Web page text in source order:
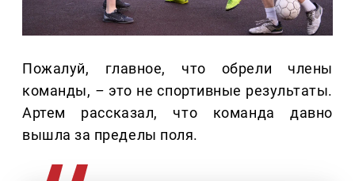
Пожалуй, главное, что обрели члены
команды, – это не спортивные результаты.
Артем рассказал, что команда давно
вышла за пределы поля.